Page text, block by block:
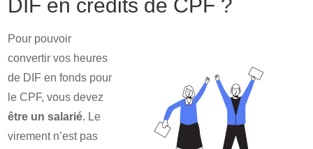
DIF en crédits de CPF ?
Pour pouvoir
convertir vos heures
de DIF en fonds pour
le CPF, vous devez
être un salarié. Le
virement n’est pas